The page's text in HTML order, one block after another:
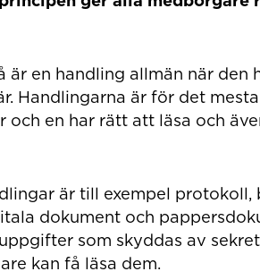
är en handling allmän när
Handlingarna är för det
och en har rätt att läsa och
är till exempel
dokument och
som skyddas av
kan få läsa dem.